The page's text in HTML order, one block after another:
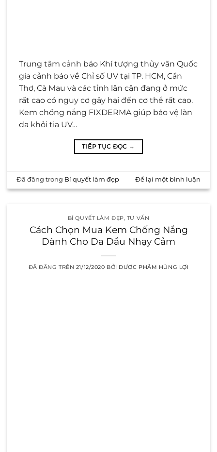
Trung tâm cảnh báo Khí tượng thủy văn Quốc
gia cảnh báo về Chỉ số UV tại TP. HCM, Cần
Thơ, Cà Mau và các tỉnh lân cận đang ở mức
rất cao có nguy cơ gây hại đến cơ thể rất cao.
Kem chống nắng FIXDERMA giúp bảo vệ làn
da khỏi tia UV…
TIẾP TỤC ĐỌC →
Đã đăng trong Bí quyết làm đẹp Để lại một bình luận
BÍ QUYẾT LÀM ĐẸP, TƯ VẤN
Cách Chọn Mua Kem Chống Nắng
Dành Cho Da Dầu Nhạy Cảm
ĐÃ ĐĂNG TRÊN 21/12/2020 BỞI DƯỢC PHẨM HÙNG LỢI